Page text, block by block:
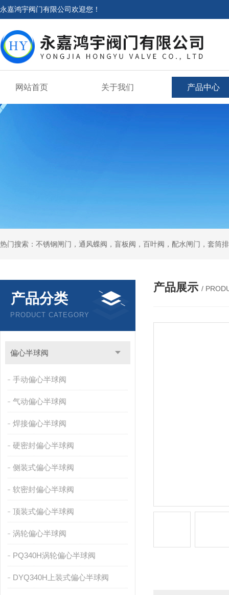
永嘉鸿宇阀门有限公司欢迎您！
网站首页 关于我们 产品中心
热门搜索：不锈钢闸门，通风蝶阀，盲板阀，百叶阀，配水闸门，套筒
产品分类
PRODUCT CATEGORY
偏心半球阀
手动偏心半球阀
气动偏心半球阀
焊接偏心半球阀
硬密封偏心半球阀
侧装式偏心半球阀
软密封偏心半球阀
顶装式偏心半球阀
涡轮偏心半球阀
PQ340H涡轮偏心半球阀
DYQ340H上装式偏心半球阀
产品展示 /